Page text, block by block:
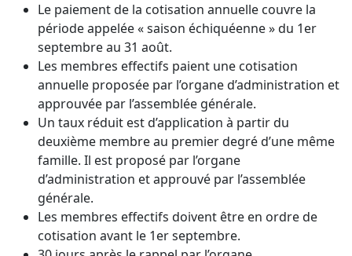
Le paiement de la cotisation annuelle couvre la
période appelée « saison échiquéenne » du 1er
septembre au 31 août.
Les membres effectifs paient une cotisation
annuelle proposée par l’organe d’administration et
approuvée par l’assemblée générale.
Un taux réduit est d’application à partir du
deuxième membre au premier degré d’une même
famille. Il est proposé par l’organe
d’administration et approuvé par l’assemblée
générale.
Les membres effectifs doivent être en ordre de
cotisation avant le 1er septembre.